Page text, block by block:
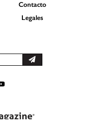
Contacto
Legales